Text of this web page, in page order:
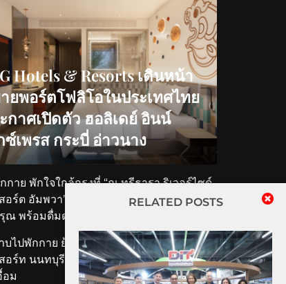
RELATED POSTS
Hotels & Resorts เดินหน้า
ยพอร์ตโฟลิโอในประเทศไทย
กาศเปิดตัว ฮอลิเดย์ อินน์
ซ์เพรส กระบี่ อ่าวนาง
กาย พักใจใกล้กรุงที่ “ณ ทรีธารา ริเวอร์ไซด์
อร์ต อัมพวา” สัมผัสวิถีริมน้ำ ตักบาตรรับ
ณ พร้อมดื่มด่ำเสน่ห์สมุทรสงคราม
บไปพักกาย ย้อนเวลาไปพักใจที่ ‘ทับขวัญ
อร์ท นนทบุรี’ เสน่ห์เรือนไทยโบราณใกล้แค่
อม